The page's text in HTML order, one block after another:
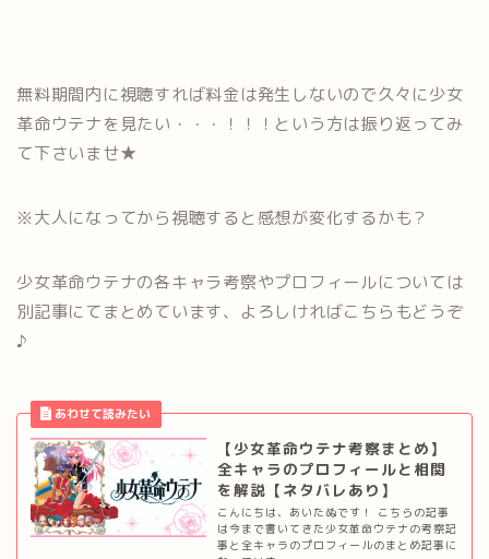
無料期間内に視聴すれば料金は発生しないので久々に少女
革命ウテナを見たい・・・！！！という方は振り返ってみ
て下さいませ★
※大人になってから視聴すると感想が変化するかも？
少女革命ウテナの各キャラ考察やプロフィールについては
別記事にてまとめています、よろしければこちらもどうぞ
♪
【少女革命ウテナ考察まとめ】
全キャラのプロフィールと相関
を解説【ネタバレあり】
こんにちは、あいたぬです！ こちらの記事
は今まで書いてきた少女革命ウテナの考察記
事と全キャラのプロフィールのまとめ記事に